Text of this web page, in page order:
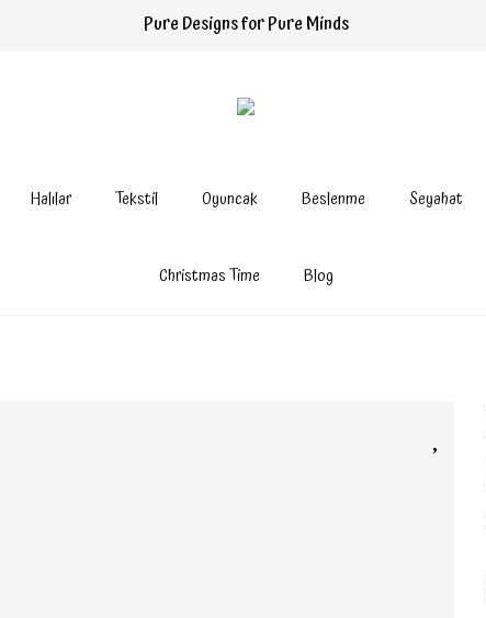
Pure Designs for Pure Minds
Halılar Tekstil Oyuncak Beslenme Seyahat
Christmas Time Blog